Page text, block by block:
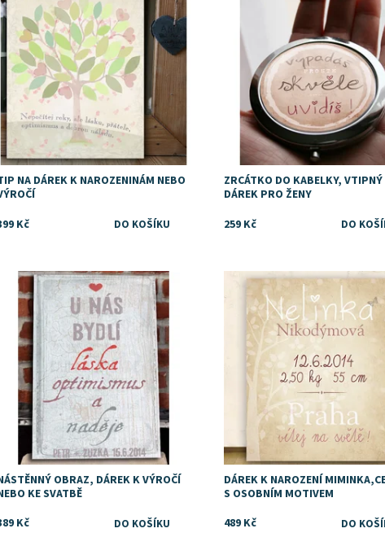
NA DÁREK K NAROZENINÁM NEBO
Kč
ZRCÁTKO DO KABELKY, VTIPNÝ
DÁREK PRO ŽENY
259 Kč
Dostupnost: Skladem
OBRAZ, DÁREK K VÝROČÍ
KE SVATBĚ
Kč
Dostupnost: Skladem
DÁREK K NAROZENÍ
S OSOBNÍM MOTIVEM
489 Kč